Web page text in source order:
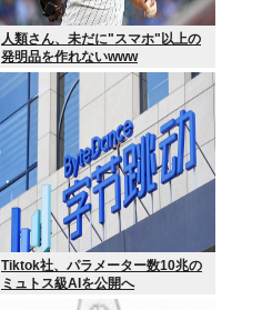
人類さん、未だに"スマホ"以上の
発明品を作れないwww
Tiktok社、パラメーター数10兆の
ミュトス級AIを公開へ